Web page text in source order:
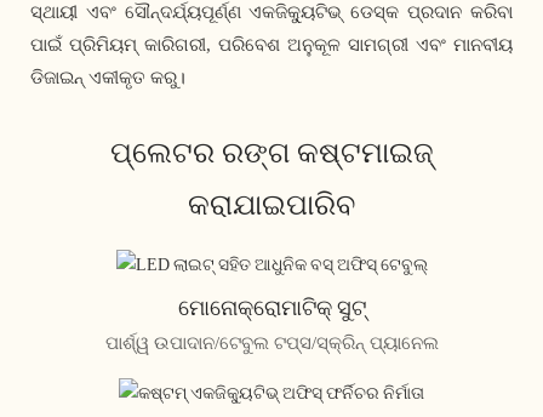
ସ୍ଥାୟୀ ଏବଂ ସୌନ୍ଦର୍ଯ୍ୟପୂର୍ଣ୍ଣ ଏକଜିକ୍ୟୁଟିଭ୍ ଡେସ୍କ ପ୍ରଦାନ କରିବା
ପାଇଁ ପ୍ରିମିୟମ୍ କାରିଗରୀ, ପରିବେଶ ଅନୁକୂଳ ସାମଗ୍ରୀ ଏବଂ ମାନବୀୟ
ଡିଜାଇନ୍ ଏକୀକୃତ କରୁ।
ପ୍ଲେଟର ରଙ୍ଗ କଷ୍ଟମାଇଜ୍
କରାଯାଇପାରିବ
ମୋନୋକ୍ରୋମାଟିକ୍ ସୁଟ୍
ପାର୍ଶ୍ୱ ଉପାଦାନ/ଟେବୁଲ ଟପ୍ସ/ସ୍କ୍ରିନ୍ ପ୍ୟାନେଲ